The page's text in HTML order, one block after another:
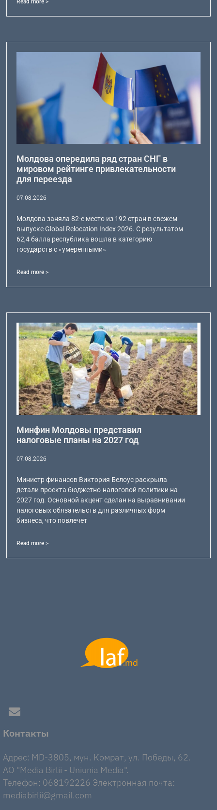
Молдова опередила ряд стран СНГ в
мировом рейтинге привлекательности
для переезда
07.08.2026
Молдова заняла 82-е место из 192 стран в свежем
выпуске Global Relocation Index 2026. С результатом
62,4 балла республика вошла в категорию
государств с «умеренными»
Read more >
Минфин Молдовы представил
налоговые планы на 2027 год
07.08.2026
Министр финансов Виктория Белоус раскрыла
детали проекта бюджетно-налоговой политики на
2027 год. Основной акцент сделан на выравнивании
налоговых обязательств для различных форм
бизнеса, что повлечет
Read more >
Контакты
Адрес: MD-3805, мун. Комрат, ул. Победы, 62.
AO "Media Birlii - Uniunia Media".
Телефон: 068192226 Электронная почта:
mediabirlii@gmail.com